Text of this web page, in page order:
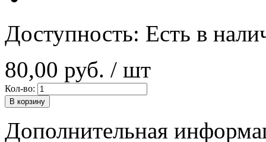
Доступность: Есть в
80,00 руб. / шт
Кол-во:
В корзину
Дополнительная